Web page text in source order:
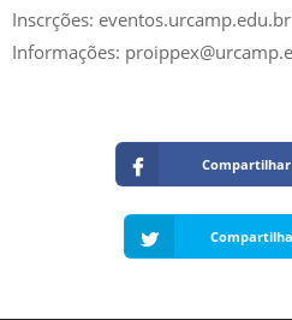
Inscrções: eventos.urcamp.edu.br
Informações: